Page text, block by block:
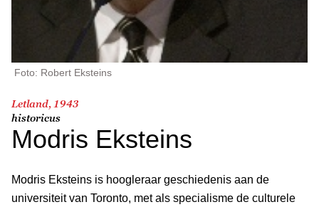
Foto: Robert Eksteins
Letland, 1943
historicus
Modris Eksteins
Modris Eksteins is hoogleraar geschiedenis aan de
universiteit van Toronto, met als specialisme de culturele